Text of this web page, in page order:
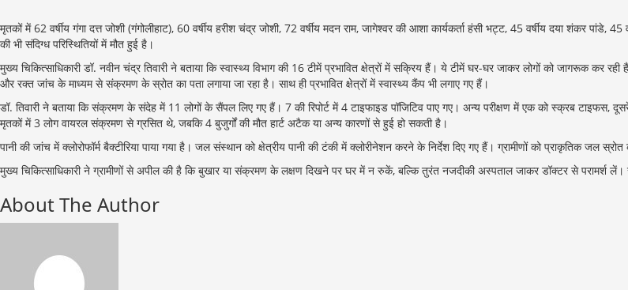
मृतकों में 62 वर्षीय गंगा दत्त जोशी (गंगोलीहाट), 60 वर्षीय हरीश चंद्र जोशी, 72 वर्षीय मदन राम, जागेश्वर की आशा कार्यकर्ता हंसी भट्ट, 45 वर्षीय दया शंकर पांडे,
की भी संदिग्ध परिस्थितियों में मौत हुई है।
मुख्य चिकित्साधिकारी डॉ. नवीन चंद्र तिवारी ने बताया कि स्वास्थ्य विभाग की 16 टीमें प्रभावित क्षेत्रों में सक्रिय हैं। ये टीमें घर-घर जाकर लोगों को जागरूक
और रक्त जांच के माध्यम से संक्रमण के स्रोत का पता लगाया जा रहा है। साथ ही प्रभावित क्षेत्रों में स्वास्थ्य कैंप भी लगाए गए हैं।
डॉ. तिवारी ने बताया कि संक्रमण के संदेह में 11 लोगों के सैंपल लिए गए हैं। 7 की रिपोर्ट में 4 टाइफाइड पॉजिटिव पाए गए। अन्य परीक्षण में एक को स्क्रब टाइफस,
मृतकों में 3 लोग वायरल संक्रमण से ग्रसित थे, जबकि 4 बुजुर्गों की मौत हार्ट अटैक या अन्य कारणों से हुई हो सकती है।
पानी की जांच में क्लोरोफॉर्म बैक्टीरिया पाया गया है। जल संस्थान को क्षेत्रीय पानी की टंकी में क्लोरीनेशन करने के निर्देश दिए गए हैं। ग्रामीणों को प्राकृतिक जल
मुख्य चिकित्साधिकारी ने ग्रामीणों से अपील की है कि बुखार या संक्रमण के लक्षण दिखने पर घर में न रुकें, बल्कि तुरंत नजदीकी अस्पताल जाकर डॉक्टर से परामर्श लें।
About The Author